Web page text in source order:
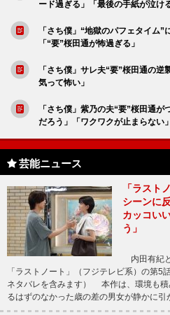
ード過ぎる」「最後の手紙が泣け
「さち僕」“地獄のパフェタイム”
「“要”桜田通が怖過ぎる」
「さち僕」サレ夫“要”桜田通の
気って怖い」
「さち僕」紫乃の夫“要”桜田通
だろう」「ワクワクが止まらない」
芸能ニュース
「ラスト
シーンに
カッコい
う」
内田有紀
「ラストノート」（フジテレビ系）の第5
ネタバレを含みます） 本作は、環境も積
るはずのなかった歳の差の男女が静かに